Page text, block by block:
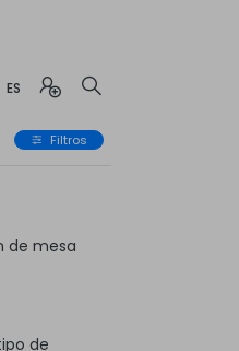
ES
Filtros
de mesa
de